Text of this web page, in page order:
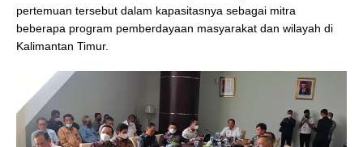
pertemuan tersebut dalam kapasitasnya sebagai mitra
beberapa program pemberdayaan masyarakat dan wilayah di
Kalimantan Timur.